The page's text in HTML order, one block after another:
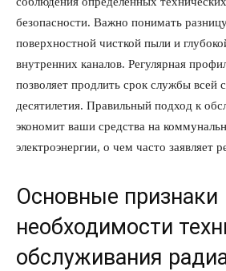
безопасности. Важно понимать
поверхностной чисткой пыли и
внутренних каналов. Регулярная
позволяет продлить срок службы всей
десятилетия. Правильный подход к
экономит ваши средства на
электроэнергии, о чем часто заявляет
Основные признаки
необходимости
обслуживания